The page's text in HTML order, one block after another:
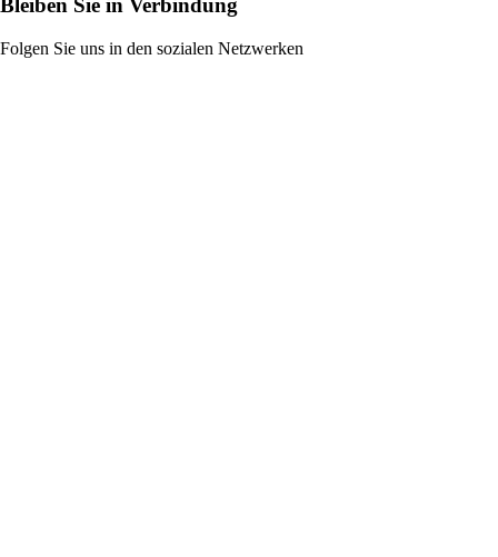
Bleiben Sie in Verbindung
Folgen Sie uns in den sozialen Netzwerken